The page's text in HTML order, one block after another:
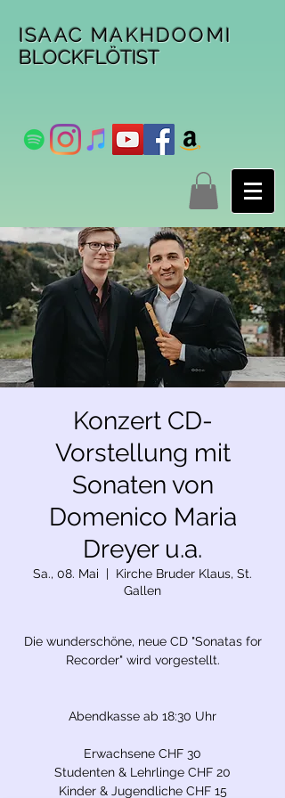
ISAAC MAKHDOOMI
BLOCKFLÖTIST
Konzert CD-
Vorstellung mit
Sonaten von
Domenico Maria
Dreyer u.a.
Sa., 08. Mai
  |
Kirche Bruder Klaus, St.
Gallen
Die wunderschöne, neue CD "Sonatas for
Recorder" wird vorgestellt.
Abendkasse ab 18:30 Uhr
Erwachsene CHF 30
Studenten & Lehrlinge CHF 20
Kinder & Jugendliche CHF 15